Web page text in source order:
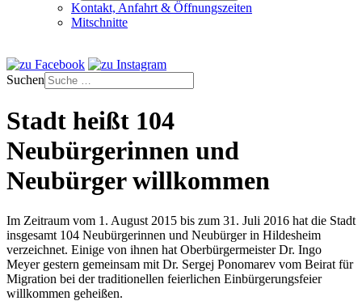
Kontakt, Anfahrt & Öffnungszeiten
Mitschnitte
Suchen
Stadt heißt 104
Neubürgerinnen und
Neubürger willkommen
Im Zeitraum vom 1. August 2015 bis zum 31. Juli 2016 hat die Stadt
insgesamt 104 Neubürgerinnen und Neubürger in Hildesheim
verzeichnet. Einige von ihnen hat Oberbürgermeister Dr. Ingo
Meyer gestern gemeinsam mit Dr. Sergej Ponomarev vom Beirat für
Migration bei der traditionellen feierlichen Einbürgerungsfeier
willkommen geheißen.